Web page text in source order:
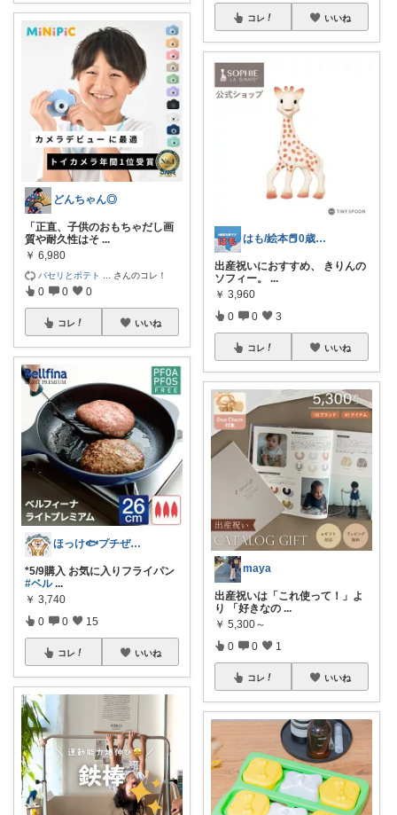
どんちゃん◎
「正直、子供のおもちゃだし画
質や耐久性はそ ...
￥ 6,980
パセリとポテト さんのコレ！
0 0 0
コレ いいね
ほっけ🐟プチぜいたく
*5/9購入 お気に入りフライパン
#ベル ...
￥ 3,740
0 0 15
コレ いいね
コレ いいね
はも/絵本📕0歳５歳🏠育児グッズ
出産祝いにおすすめ、 きりんの
ソフィー。 ...
￥ 3,960
0 0 3
コレ いいね
maya
出産祝いは「これ使って！」よ
り 「好きなの ...
￥ 5,300～
0 0 1
コレ いいね